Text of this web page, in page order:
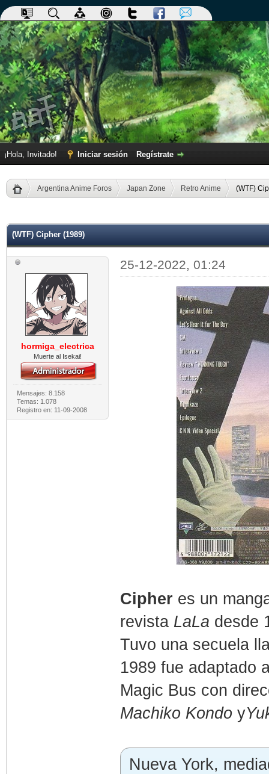
¡Hola, Invitado! Iniciar sesión Regístrate
Argentina Anime Foros Japan Zone Retro Anime (WTF)
(WTF) Cipher (1989)
hormiga_electrica
Muerte al Isekai!
Mensajes: 8.158
Temas: 1.078
Registro en: 11-09-2008
25-12-2022, 01:24
Cipher es un
revista LaLa desde
Tuvo una secuela
1989 fue adaptado
Magic Bus con
Machiko Kondoy
Nueva York,